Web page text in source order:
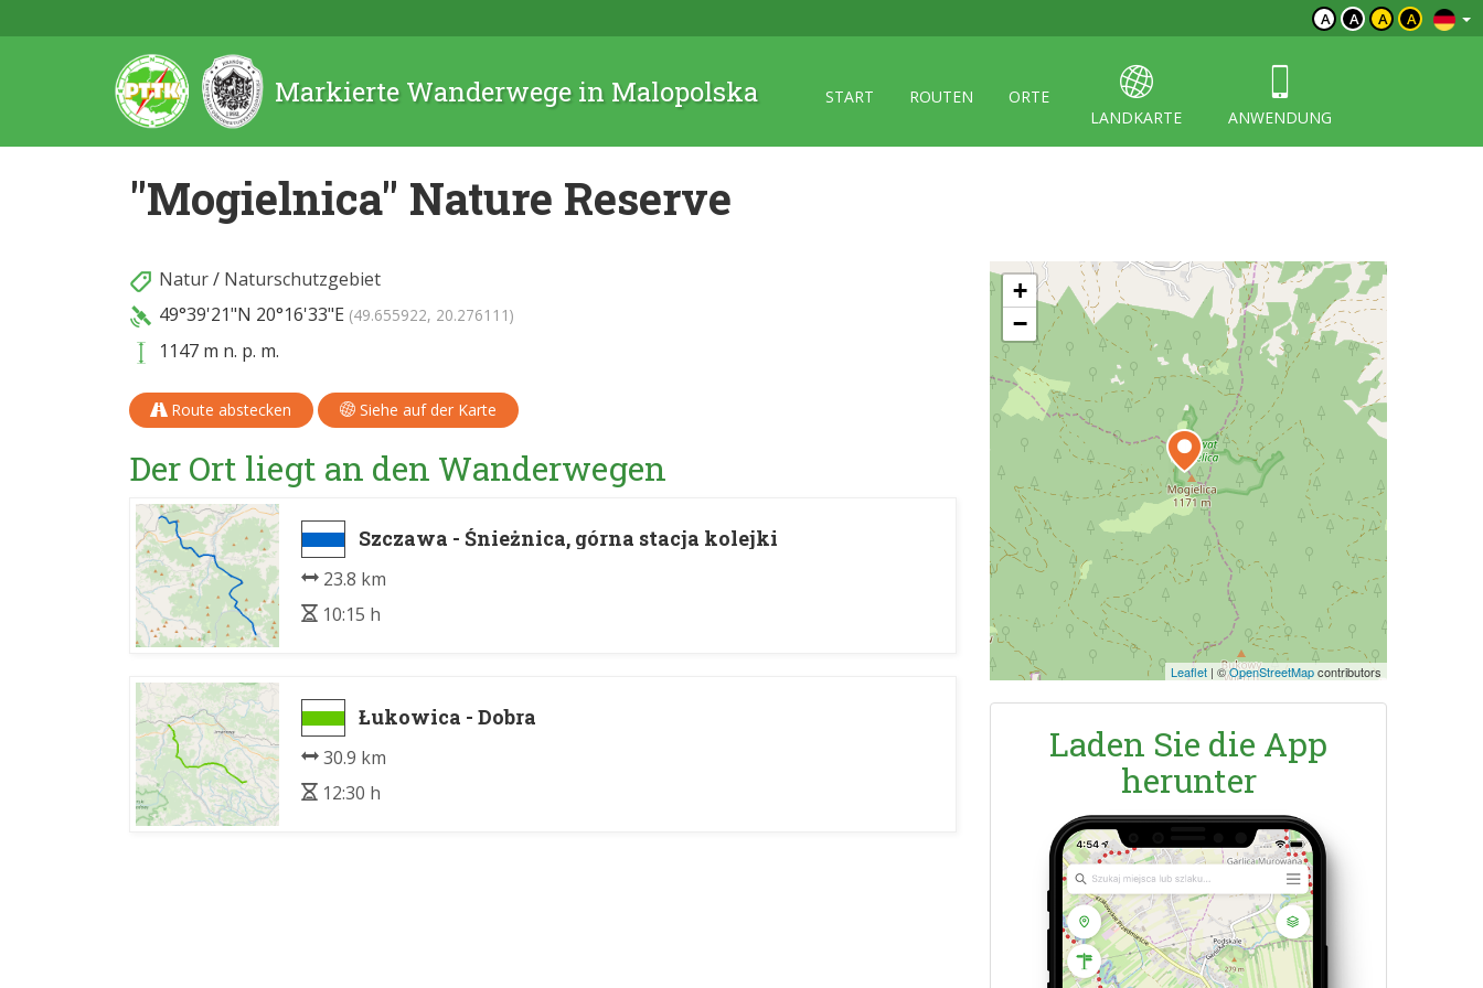
A A A A
Markierte Wanderwege in Malopolska START ROUTEN
ORTE
LANDKARTE
ANWENDUNG
"Mogielnica" Nature Reserve
Natur/ Naturschutzgebiet
49°39'21"N 20°16'33"E (49.655922, 20.276111)
1147 m n. p. m.
Route abstecken Siehe auf der Karte
Der Ort liegt an den Wanderwegen
Szczawa - Śnieżnica, górna stacja kolejki
23.8 km
10:15 h
Łukowica - Dobra
30.9 km
12:30 h
+
−
Leaflet | ©OpenStreetMapcontributors
Laden Sie die App
herunter